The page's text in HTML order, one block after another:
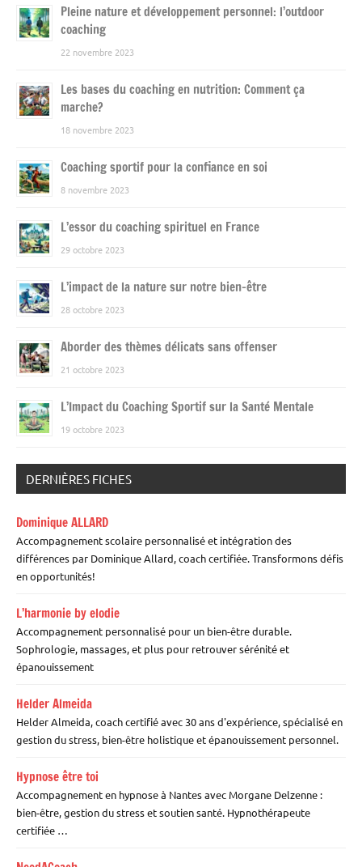
Pleine nature et développement personnel: l’outdoor
coaching
22 novembre 2023
Les bases du coaching en nutrition: Comment ça
marche?
18 novembre 2023
Coaching sportif pour la confiance en soi
8 novembre 2023
L’essor du coaching spirituel en France
29 octobre 2023
L’impact de la nature sur notre bien-être
28 octobre 2023
Aborder des thèmes délicats sans offenser
21 octobre 2023
L’Impact du Coaching Sportif sur la Santé Mentale
19 octobre 2023
DERNIÈRES FICHES
Dominique ALLARD
Accompagnement scolaire personnalisé et intégration des
différences par Dominique Allard, coach certifiée. Transformons défis
en opportunités!
L’harmonie by elodie
Accompagnement personnalisé pour un bien-être durable.
Sophrologie, massages, et plus pour retrouver sérénité et
épanouissement
Helder Almeida
Helder Almeida, coach certifié avec 30 ans d'expérience, spécialisé en
gestion du stress, bien-être holistique et épanouissement personnel.
Hypnose être toi
Accompagnement en hypnose à Nantes avec Morgane Delzenne :
bien-être, gestion du stress et soutien santé. Hypnothérapeute
certifiée …